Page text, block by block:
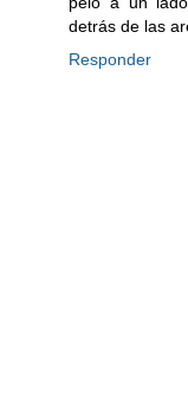
detrás de las
Responder